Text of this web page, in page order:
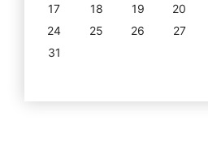
17
18 19 20
24
25 26 27
31